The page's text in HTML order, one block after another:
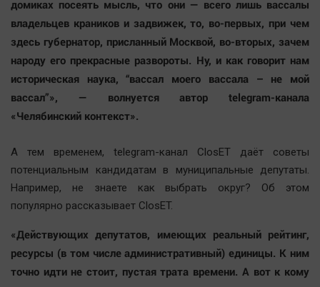
домиках посеять мысль, что они — всего лишь вассалы
владельцев краников и задвижек, то, во-первых, при чем
здесь губернатор, присланный Москвой, во-вторых, зачем
народу его прекрасные развороты. Ну, и как говорит нам
историческая наука, “вассал моего вассала – не мой
вассал”», — волнуется автор telegram-канала
«Челябинский контекст».
А тем временем, telegram-канал ClosET даёт советы
потенциальным кандидатам в муниципальные депутаты.
Например, не знаете как выбрать округ? Об этом
популярно рассказывает ClosET.
«Действующих депутатов, имеющих реальный рейтинг,
ресурсы (в том числе административный) единицы. К ним
точно идти не стоит, пустая трата времени. А вот к кому